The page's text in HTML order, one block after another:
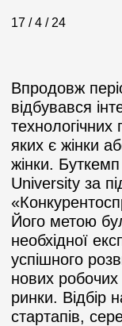
17 / 4 / 24
Впродовж
відбувався
технологічних
яких є жінки
жінки.
University за
Його метою
необхідної
успішного
нових робочих
ринки. Відбір
стартапів,